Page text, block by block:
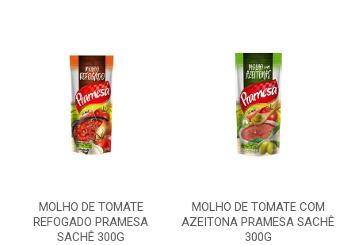
MOLHO DE TOMATE
REFOGADO PRAMESA
SACHÊ 300G
MOLHO DE TOMATE COM
AZEITONA PRAMESA SACHÊ
300G